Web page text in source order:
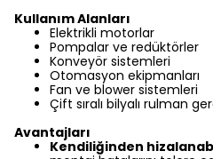
Kullanım Alanları
Elektrikli motorlar
Pompalar ve redüktörler
Konveyör sistemleri
Otomasyon ekipmanları
Fan ve blower sistemleri
Çift sıralı bilyalı rulman
Avantajları
Kendiliğinden